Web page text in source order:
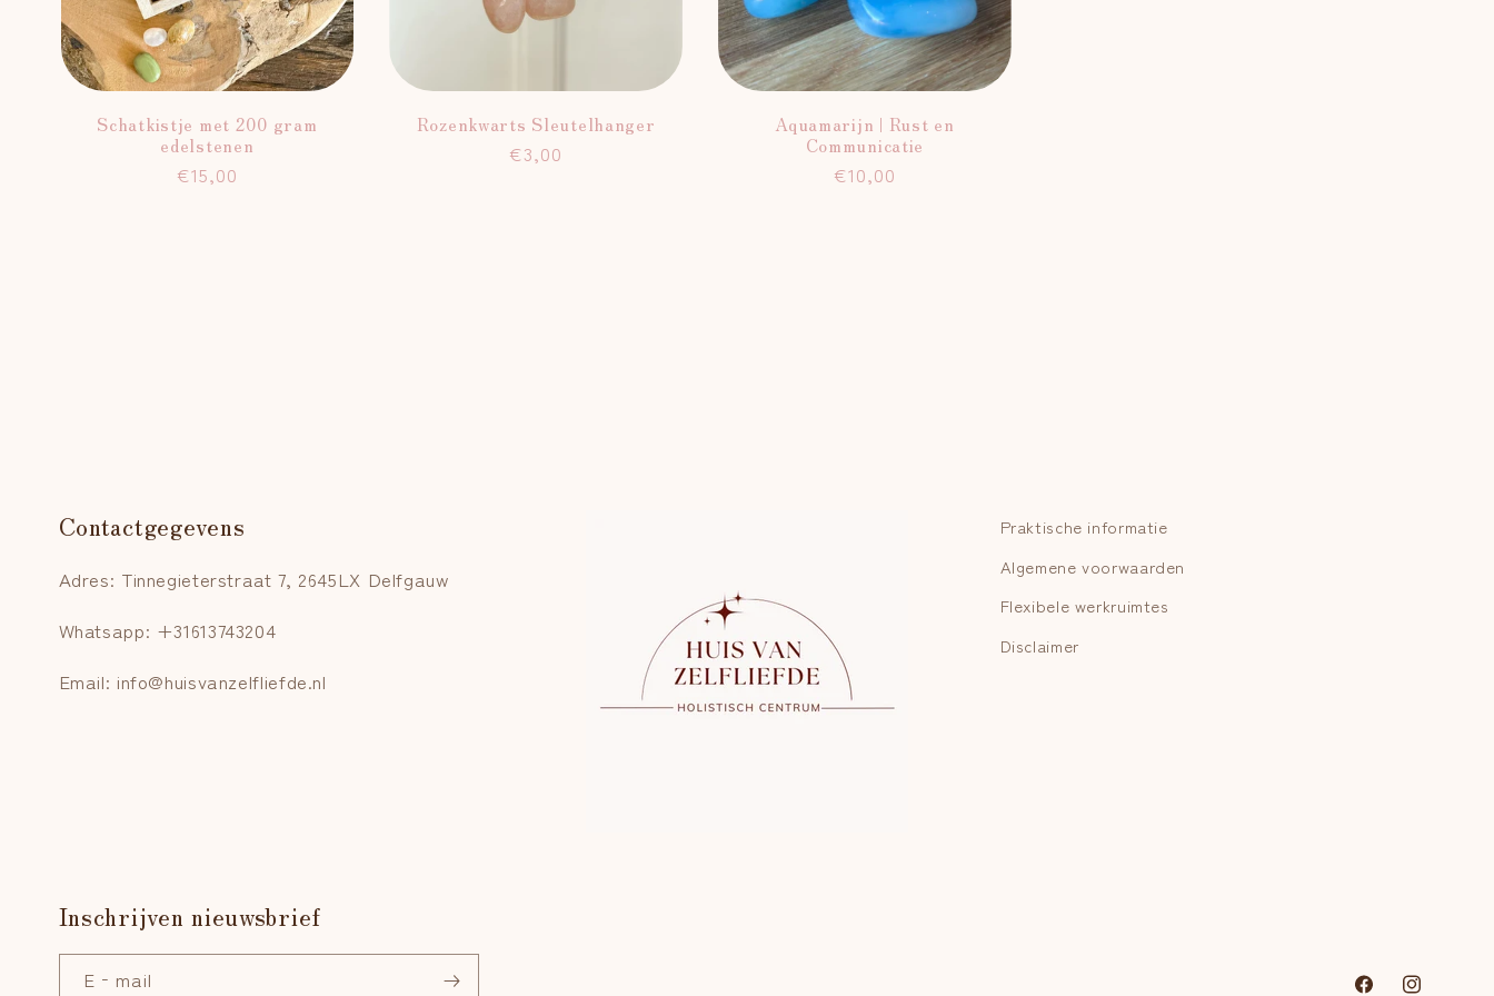
Schatkistje met 200 gram
edelstenen
Normale
€15,00
Rozenkwarts Sleutelhanger
Normale
€3,00
Aquamarijn | Rust en
Communicatie
Normale
€10,00
Contactgegevens
Adres: Tinnegieterstraat 7, 2645LX Delfgauw
Whatsapp: +31613743204
Email: info@huisvanzelfliefde.nl
Praktische informatie
Algemene voorwaarden
Flexibele werkruimtes
Disclaimer
Inschrijven nieuwsbrief
E‑mail